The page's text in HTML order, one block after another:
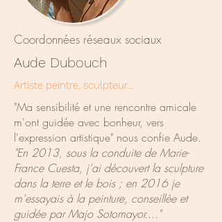
Coordonnées réseaux sociaux
Aude Dubouch
Artiste peintre, sculpteur...
"Ma sensibilité et une rencontre amicale
m'ont guidée avec bonheur, vers
l'expression artistique" nous confie Aude.
"En 2013, sous la conduite de Marie-
France Cuesta, j'ai découvert la sculpture
dans la terre et le bois ; en 2016 je
m'essayais à la peinture, conseillée et
guidée par Majo Sotomayor...."